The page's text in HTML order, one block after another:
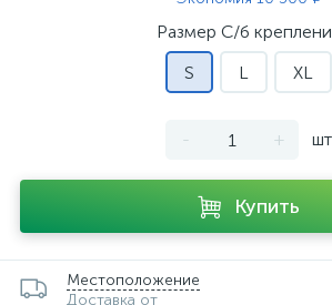
Размер С/б
S
L XL
- + шт
Купить
Местоположение
Доставка от